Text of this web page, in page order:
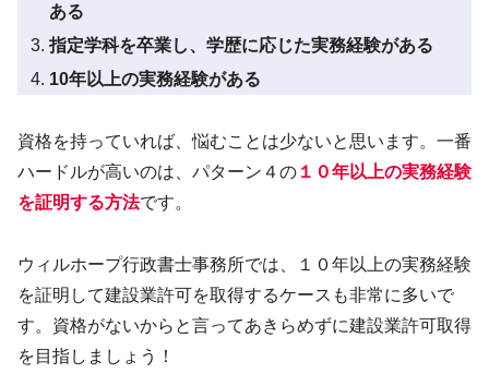
ある
指定学科を卒業し、学歴に応じた実務経験がある
10年以上の実務経験がある
資格を持っていれば、悩むことは少ないと思います。一番
ハードルが高いのは、パターン４の １０年以上の実務経験
を証明する方法です。
ウィルホープ行政書士事務所では、１０年以上の実務経験
を証明して建設業許可を取得するケースも非常に多いで
す。資格がないからと言ってあきらめずに建設業許可取得
を目指しましょう！